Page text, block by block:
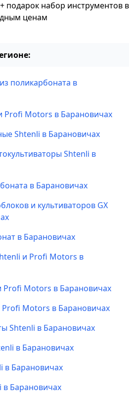
подарок набор инструментов в
ценам
поликарбоната в
Profi Motors в Барановичах
Shtenli в Барановичах
Shtenli в
в Барановичах
и культиваторов GX
в Барановичах
и Profi Motors в
Profi Motors в Барановичах
Motors в Барановичах
Shtenli в Барановичах
в Барановичах
в Барановичах
в Барановичах